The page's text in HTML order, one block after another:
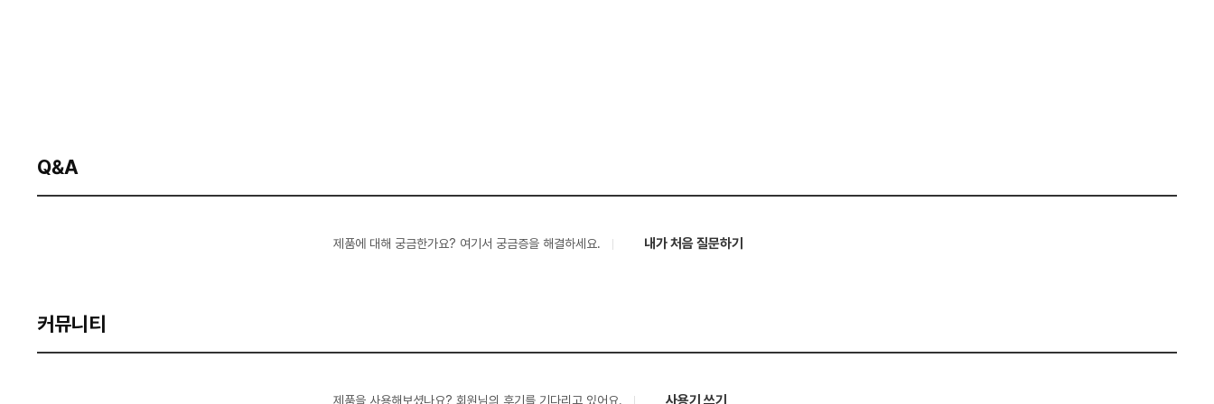
Q&A
제품에 대해 궁금한가요? 여기서 궁금증을 해결하세요. 내가 처음 질문하기
커뮤니티
제품을 사용해보셨나요? 회원님의 후기를 기다리고 있어요. 사용기 쓰기